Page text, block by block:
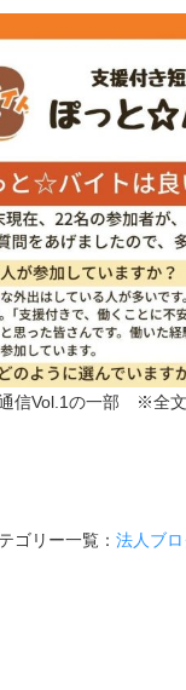
信Vol.1の一部 ※全文
ゴリー一覧： 法人ブ